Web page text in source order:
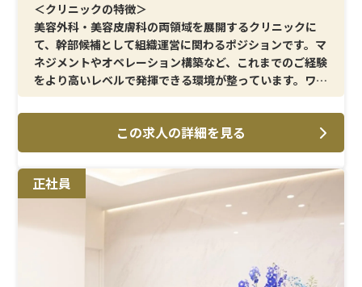
＜クリニックの特徴＞
美容外科・美容皮膚科の両領域を展開するクリニックに
て、幹部候補として組織運営に関わるポジションです。マ
ネジメントやオペレーション構築など、これまでのご経験
をより高いレベルで発揮できる環境が整っています。ワン
ランク上のキャリアを目指す方に適しています。
二重整形やクマ取り、糸リフトをはじめとした美容外科施
術を中心に、幅広い美容皮膚科メニューも展開していま
す。患者様一人ひとりに合わせた施術提供に携わる中で、
専門性と提案力の両方を高められます。
入アップが可能です。残業は少なく、完全週休2日制で働
この求人の詳細を見る
正社員